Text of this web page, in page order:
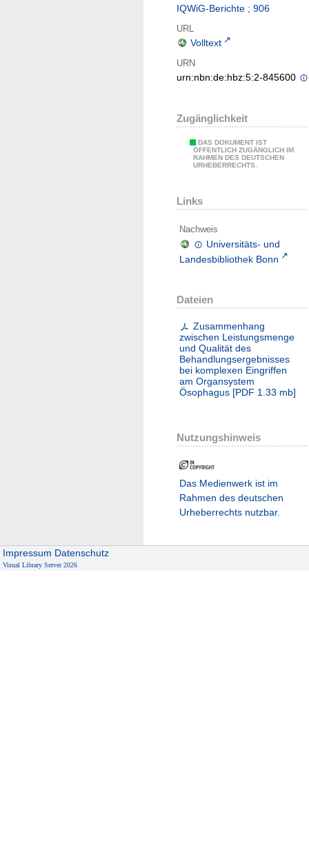
IQWiG-Berichte ; 906
URL
Volltext
URN
urn:nbn:de:hbz:5:2-845600
Zugänglichkeit
DAS DOKUMENT IST
ÖFFENTLICH ZUGÄNGLICH IM
RAHMEN DES DEUTSCHEN
URHEBERRECHTS.
Links
Nachweis
Universitäts- und
Landesbibliothek Bonn
Dateien
Zusammenhang
zwischen Leistungsmenge
und Qualität des
Behandlungsergebnisses
bei komplexen Eingriffen
am Organsystem
Ösophagus [PDF 1.33 mb]
Nutzungshinweis
Das Medienwerk ist im
Rahmen des deutschen
Urheberrechts nutzbar.
Impressum Datenschutz
Visual Library Server 2026